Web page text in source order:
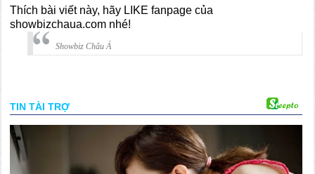
Thích bài viết này, hãy LIKE fanpage của
showbizchaua.com nhé!
Showbiz Châu Á